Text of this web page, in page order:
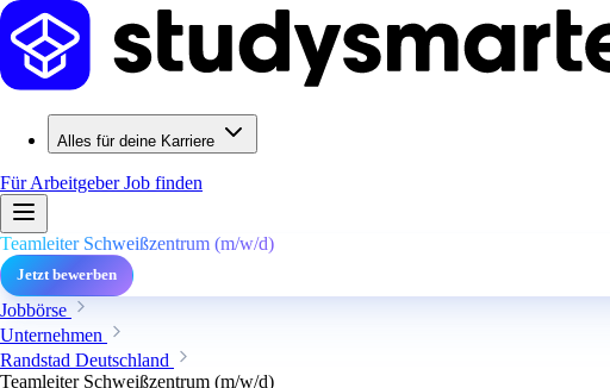
Alles für deine Karriere
Für ArbeitgeberJob finden
Teamleiter Schweißzentrum (m/w/d)
Jetzt bewerben
Jobbörse
Unternehmen
Randstad Deutschland
Teamleiter Schweißzentrum (m/w/d)